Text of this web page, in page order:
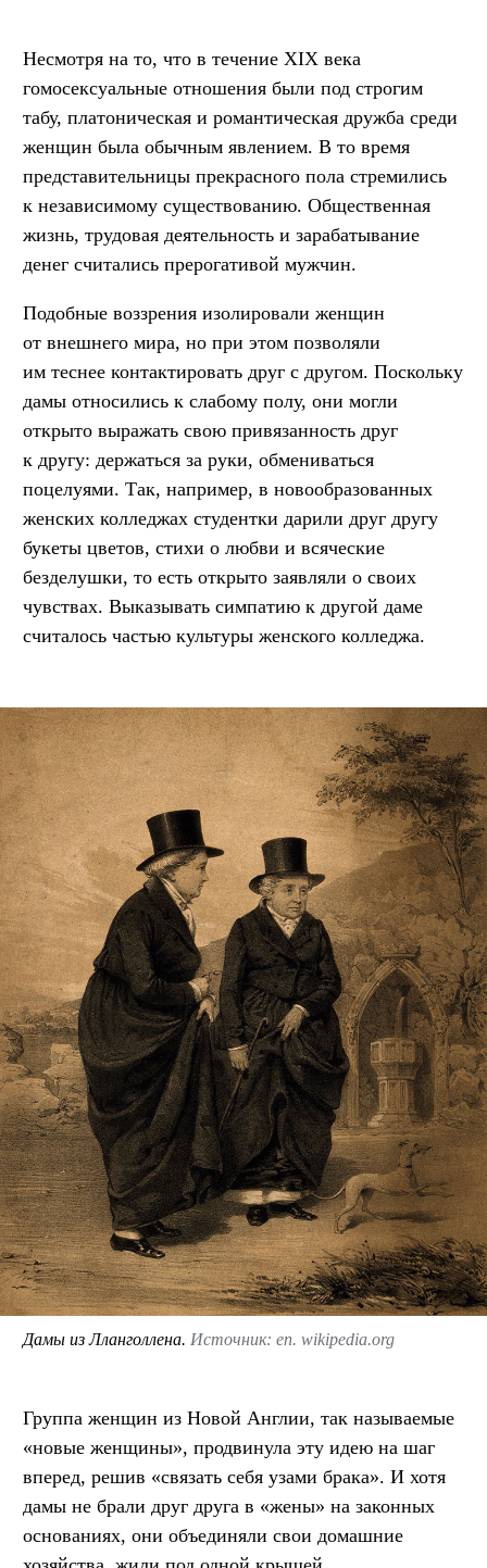
Несмотря на то, что в течение XIX века
гомосексуальные отношения были под строгим
табу, платоническая и романтическая дружба среди
женщин была обычным явлением. В то время
представительницы прекрасного пола стремились
к независимому существованию. Общественная
жизнь, трудовая деятельность и зарабатывание
денег считались прерогативой мужчин.
Подобные воззрения изолировали женщин
от внешнего мира, но при этом позволяли
им теснее контактировать друг с другом. Поскольку
дамы относились к слабому полу, они могли
открыто выражать свою привязанность друг
к другу: держаться за руки, обмениваться
поцелуями. Так, например, в новообразованных
женских колледжах студентки дарили друг другу
букеты цветов, стихи о любви и всяческие
безделушки, то есть открыто заявляли о своих
чувствах. Выказывать симпатию к другой даме
считалось частью культуры женского колледжа.
Дамы из Лланголлена. Источник: en. wikipedia.org
Группа женщин из Новой Англии, так называемые
«новые женщины», продвинула эту идею на шаг
вперед, решив «связать себя узами брака». И хотя
дамы не брали друг друга в «жены» на законных
основаниях, они объединяли свои домашние